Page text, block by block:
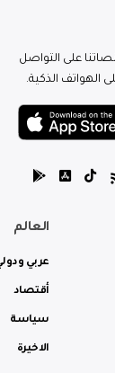
على التواصل
الهواتف الذكية.
العالم
عربي
أقتصاد
سياسة
الاخيرة